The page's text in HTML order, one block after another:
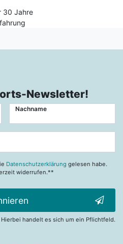
30 Jahre
Newsletter!
Nachname
Datenschutzerklärung gelesen habe.
widerrufen.**
handelt es sich um ein Pflichtfeld.